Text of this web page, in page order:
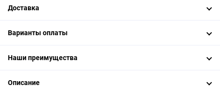
Доставка
Варианты оплаты
Наши преимущества
Описание